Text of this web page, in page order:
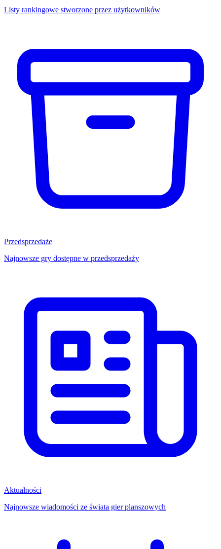
Listy rankingowe stworzone przez użytkowników
Przedsprzedaże
Najnowsze gry dostępne w przedsprzedaży
Aktualności
Najnowsze wiadomości ze świata gier planszowych